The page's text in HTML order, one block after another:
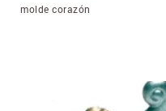
molde corazón